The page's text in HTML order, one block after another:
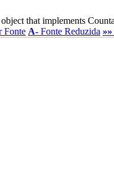
that implements
Fonte A- Fonte Reduzida »»